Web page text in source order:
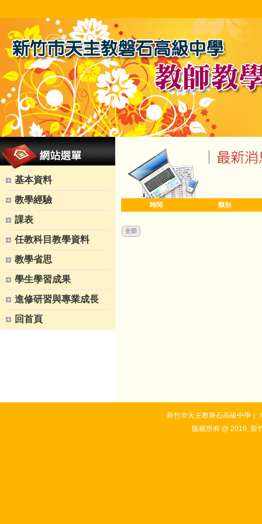
基本資料
教學經驗
課表
任教科目教學資料
教學省思
學生學習成果
進修研習與專業成長
回首頁
時間 類別
全部
新竹市天主教磐石高級中學｜
版權所有 @ 2016, 新